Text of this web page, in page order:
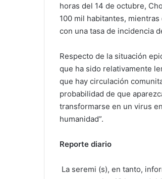
horas del 14 de octubre,
100 mil habitantes,
con una tasa de incidencia
Respecto de la situación
que ha sido relativamente
que hay circulación
probabilidad de que
transformarse en un virus
humanidad”.
Reporte diario
La seremi (s), en tanto,